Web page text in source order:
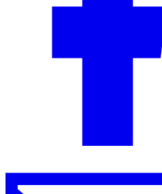
Impuestos sobre el